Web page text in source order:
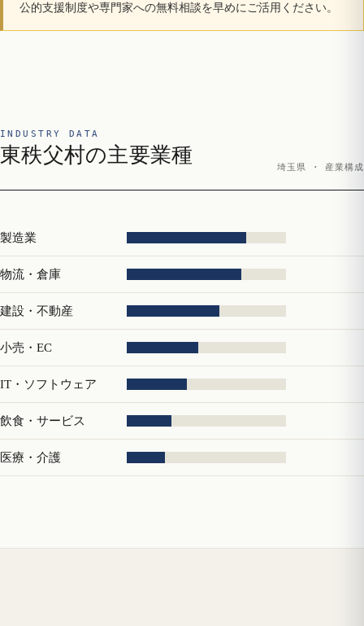
公的支援制度や専門家への無料相談を早めにご活用ください。
INDUSTRY DATA
東秩父村の主要業種
埼玉県 · 産業構成
製造業
物流・倉庫
建設・不動産
小売・EC
IT・ソフトウェア
飲食・サービス
医療・介護